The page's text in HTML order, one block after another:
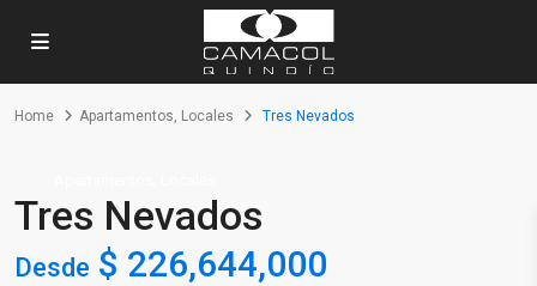
Home Apartamentos, Locales Tres Nevados
Tres Nevados
Desde $ 226,644,000